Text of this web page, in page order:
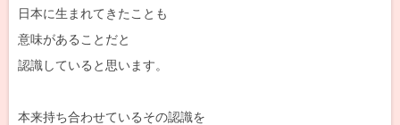
日本に生まれてきたことも
意味があることだと
認識していると思います。
本来持ち合わせているその認識を